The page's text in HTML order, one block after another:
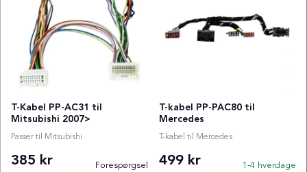
T-Kabel PP-AC31 til
Mitsubishi 2007>
Passer til Mitsubishi
385 kr Forespørgsel
T-kabel PP-PAC80 til
Mercedes
T-kabel til Mercedes
499 kr 1-4 hverdage